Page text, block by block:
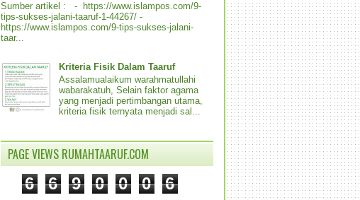
Sumber artikel : - https://www.islampos.com/9-
tips-sukses-jalani-taaruf-1-44267/ -
https://www.islampos.com/9-tips-sukses-jalani-
taar...
Kriteria Fisik Dalam Taaruf
Assalamualaikum warahmatullahi
wabarakatuh, Selain faktor agama
yang menjadi pertimbangan utama,
kriteria fisik ternyata menjadi sal...
PAGE VIEWS RUMAHTAARUF.COM
6 6 9 0 0 0 6